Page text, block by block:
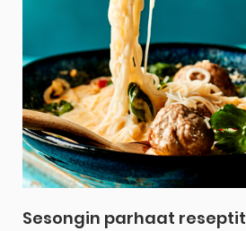
Sesongin parhaat reseptit